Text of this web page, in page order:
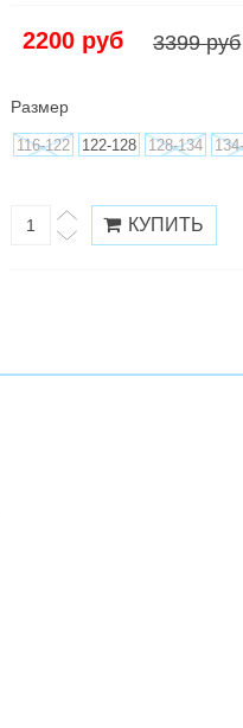
3399 руб
2200 руб
Размер
116-122 122-128 128-134